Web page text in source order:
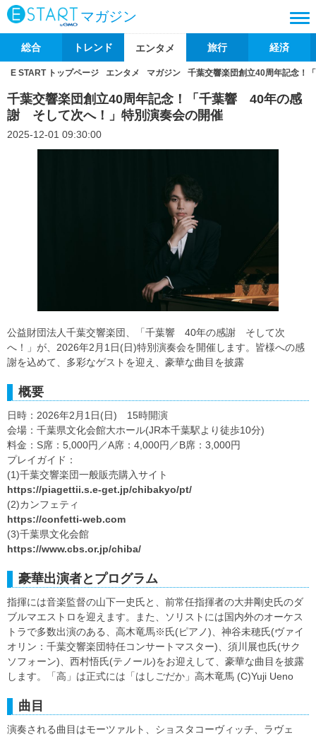
マガジン
総合 トレンド エンタメ 旅行 経済
E START トップページ エンタメ マガジン 千葉交響楽団創立40周年記念
千葉交響楽団創立40周年記念！「千葉響 40年の感
謝 そして次へ！」特別演奏会の開催
2025-12-01 09:30:00
公益財団法人千葉交響楽団、「千葉響 40年の感謝 そして次
へ！」が、2026年2月1日(日)特別演奏会を開催します。皆様への感
謝を込めて、多彩なゲストを迎え、豪華な曲目を披露
概要
日時：2026年2月1日(日) 15時開演
会場：千葉県文化会館大ホール(JR本千葉駅より徒歩10分)
料金：S席：5,000円／A席：4,000円／B席：3,000円
プレイガイド：
(1)千葉交響楽団一般販売購入サイト
https://piagettii.s.e-get.jp/chibakyo/pt/
(2)カンフェティ
https://confetti-web.com
(3)千葉県文化会館
https://www.cbs.or.jp/chiba/
豪華出演者とプログラム
指揮には音楽監督の山下一史氏と、前常任指揮者の大井剛史氏のダ
ブルマエストロを迎えます。また、ソリストには国内外のオーケス
トラで多数出演のある、高木竜馬※氏(ピアノ)、神谷未穂氏(ヴァイ
オリン：千葉交響楽団特任コンサートマスター)、須川展也氏(サク
ソフォーン)、西村悟氏(テノール)をお迎えして、豪華な曲目を披露
します。「高」は正式には「はしごだか」高木竜馬 (C)Yuji Ueno
曲目
演奏される曲目はモーツァルト、ショスタコーヴィッチ、ラヴェ